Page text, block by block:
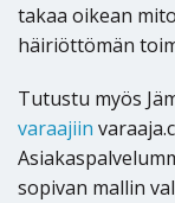
takaa oikean
häiriöttömän
Tutustu myös
varaajiin
sopivan mallin